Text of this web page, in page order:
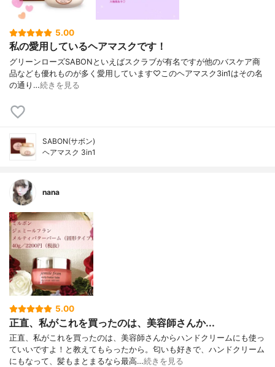
5.00
私の愛用しているヘアマスクです！
グリーンローズSABONといえばスクラブが有名ですが他のバスケア商
品なども優れものが多く愛用しています♡このヘアマスク3in1はその名
の通り…続きを見る
SABON(サボン)
ヘアマスク 3in1
nana
5.00
正直、私がこれを買ったのは、美容師さんか...
正直、私がこれを買ったのは、美容師さんからハンドクリームにも使っ
ていいですよ！と教えてもらったから。匂いも好きで、ハンドクリーム
にもなって、髪もまとまるなら最高…続きを見る